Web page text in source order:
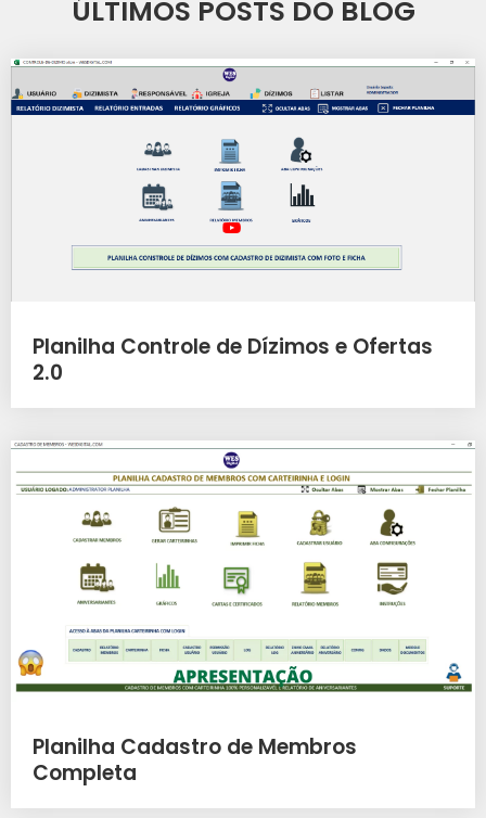
ÚLTIMOS POSTS DO BLOG
Planilha Controle de Dízimos e Ofertas
2.0
Planilha Cadastro de Membros
Completa